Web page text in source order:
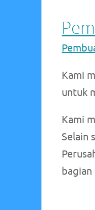
Kami
untuk
Kami
Selain